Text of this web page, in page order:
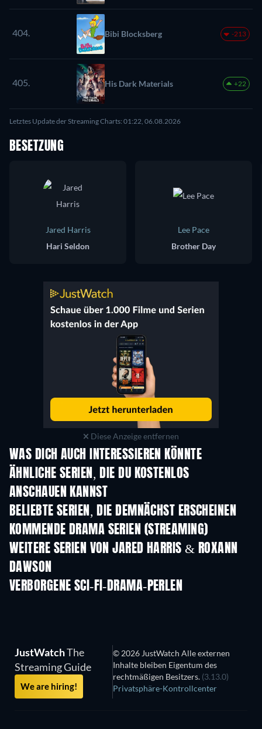
404. Bibi Blocksberg -213
405. His Dark Materials +22
Letztes Update der Streaming Charts: 01:22, 06.08.2026
BESETZUNG
Jared Harris
Hari Seldon
Lee Pace
Brother Day
Diese Anzeige entfernen
WAS DICH AUCH INTERESSIEREN KÖNNTE
Serie Serie
ÄHNLICHE SERIEN, DIE DU KOSTENLOS
ANSCHAUEN KANNST
Serie
BELIEBTE SERIEN, DIE DEMNÄCHST ERSCHEINEN
Serie Serie
KOMMENDE DRAMA SERIEN (STREAMING)
Staffel 6 Staffel 2
WEITERE SERIEN VON JARED HARRIS & ROXANN
DAWSON
VERBORGENE SCI-FI-DRAMA-PERLEN
JustWatchThe
Streaming Guide
We are hiring!
© 2026 JustWatch Alle externen
Inhalte bleiben Eigentum des
rechtmäßigen Besitzers. (3.13.0)
Privatsphäre-Kontrollcenter